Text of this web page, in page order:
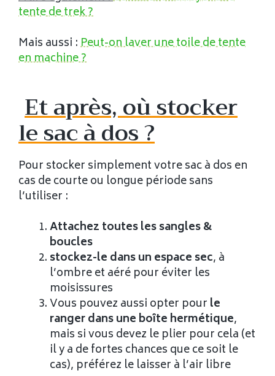
tente de trek ?
Mais aussi :Peut-on laver une toile de tente
en machine ?
Et après, où stocker
le sac à dos ?
Pour stocker simplement votre sac à dos en
cas de courte ou longue période sans
l’utiliser :
Attachez toutes les sangles &
boucles
stockez-le dans un espace sec, à
l’ombre et aéré pour éviter les
moisissures
Vous pouvez aussi opter pour le
ranger dans une boîte hermétique,
mais si vous devez le plier pour cela (et
il y a de fortes chances que ce soit le
cas), préférez le laisser à l’air libre